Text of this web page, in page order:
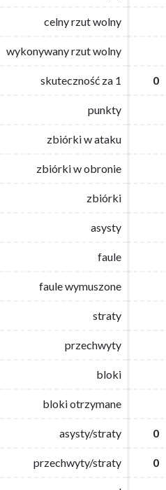
celny rzut wolny
wykonywany rzut wolny
skuteczność za 1 0
punkty
zbiórki w ataku
zbiórki w obronie
zbiórki
asysty
faule
faule wymuszone
straty
przechwyty
bloki
bloki otrzymane
asysty/straty 0
przechwyty/straty 0
celny rzut wolny
wykonywany rzut wolny
skuteczność za 1 0
punkty
zbiórki w ataku
zbiórki w obronie
zbiórki
asysty
faule
faule wymuszone
straty
przechwyty
bloki
bloki otrzymane
asysty/straty 0
przechwyty/straty 0